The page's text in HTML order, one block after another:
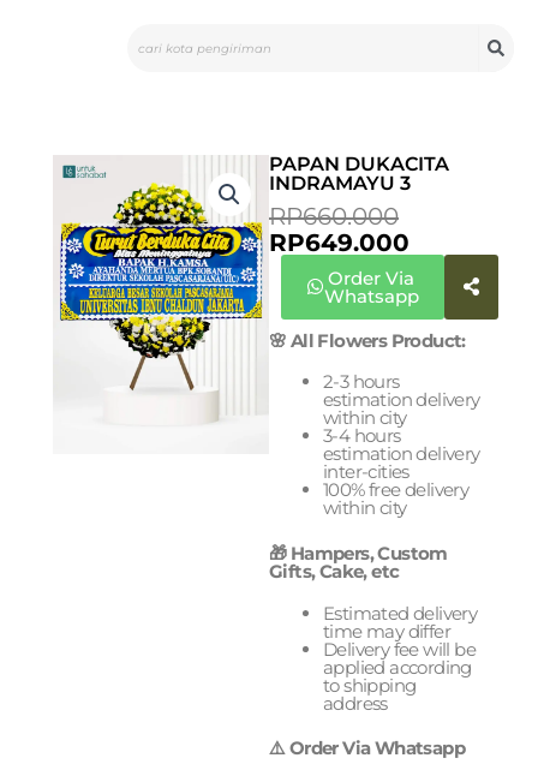
PAPAN DUKACITA
INDRAMAYU 3
RP660.000
WAS:
RP649.000
IS:
Order Via
Whatsapp
🌸 All Flowers Product:
2-3 hours
estimation delivery
within city
3-4 hours
estimation delivery
inter-cities
100% free delivery
within city
🎁 Hampers, Custom
Gifts, Cake, etc
Estimated delivery
time may differ
Delivery fee will be
applied according
to shipping
address
⚠️ Order Via Whatsapp